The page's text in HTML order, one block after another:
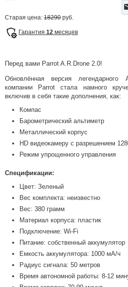
Старая цена: 18290 руб.
Гарантия 12 месяцев
Перед вами Parrot A.R.Drone 2.0!
Обновлённая версия легендарного
компании Parrot стала намного
включив в себя такие дополнения, как:
Компас
Барометрический альтиметр
Металлический корпус
HD видеокамеру с разрешением
Режим упрощенного управления
Спецификации:
Цвет: Зеленый
Вес комплекта: неизвестно
Вес: 380 грамм
Материал корпуса: пластик
Подключение: Wi-Fi
Питание: собственный аккумулятор
Емкость аккумулятора: 1000 мА/ч
Радиус сигнала: 50 метров
Время автономной работы: 8-12